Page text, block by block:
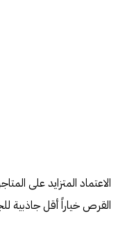
الاعتماد المتزايد على
القرص خياراً أقل جاذبية